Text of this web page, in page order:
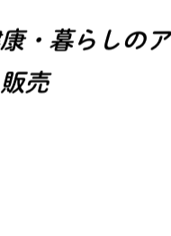
・暮らしの
売